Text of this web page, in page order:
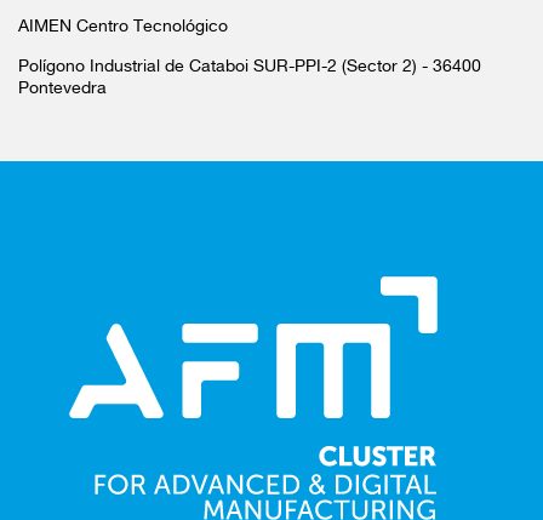
AIMEN Centro Tecnológico
Polígono Industrial de Cataboi SUR-PPI-2 (Sector 2) - 36400
Pontevedra
Redirigiendo a